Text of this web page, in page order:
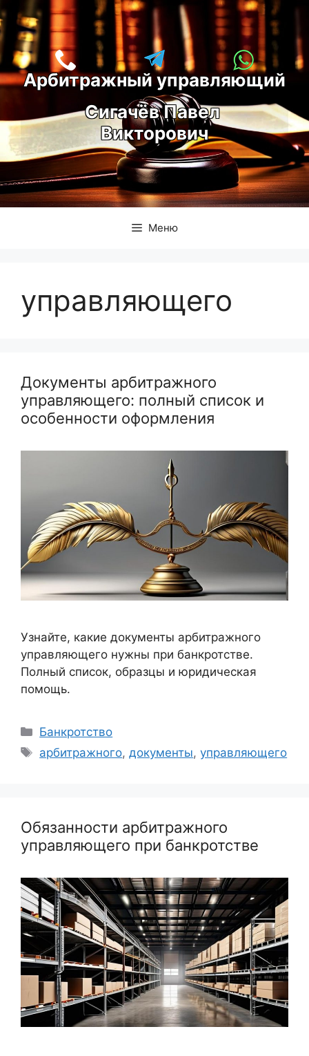
Перейти
к
содержимому
Арбитражный управляющий
Сигачёв Павел
Викторович
Меню
управляющего
Документы арбитражного
управляющего: полный список и
особенности оформления
Узнайте, какие документы арбитражного
управляющего нужны при банкротстве.
Полный список, образцы и юридическая
помощь.
Рубрики
Банкротство
Метки
арбитражного,документы,управляющего
Обязанности арбитражного
управляющего при банкротстве